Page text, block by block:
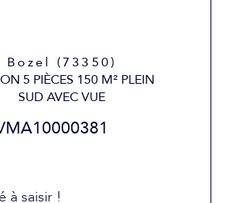
Bozel (73350)
5 PIÈCES 150 M² PLEIN
SUD AVEC VUE
à saisir !